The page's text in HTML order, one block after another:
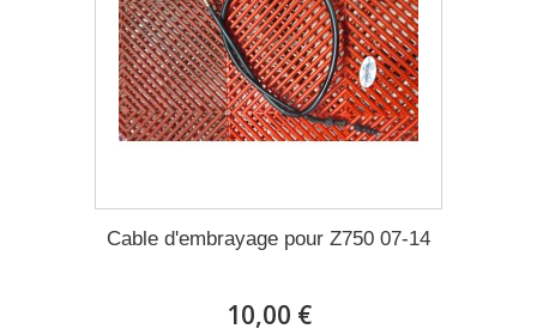
Cable d'embrayage pour Z750 07-14
10,00 €